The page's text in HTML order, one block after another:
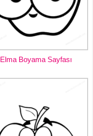
Elma Boyama Sayfası